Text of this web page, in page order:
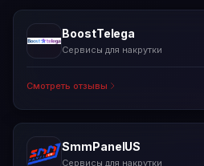
BoostTelega
Сервисы для накрутки
Смотреть отзывы
SmmPanelUS
Сервисы для накрутки